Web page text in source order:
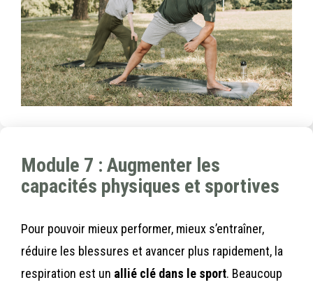
Module 7 : Augmenter les
capacités physiques et sportives
Pour pouvoir mieux performer, mieux s’entraîner,
réduire les blessures et avancer plus rapidement, la
respiration est un allié clé dans le sport. Beaucoup